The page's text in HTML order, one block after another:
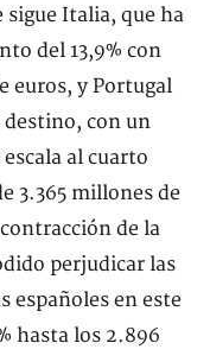
sigue Italia, que ha
del 13,9% con
euros, y Portugal
destino, con un
al cuarto
3.365 millones de
de la
perjudicar las
españoles en este
hasta los 2.896